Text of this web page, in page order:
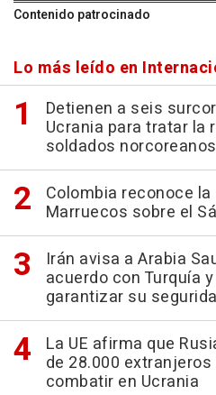
Contenido patrocinado
Lo más leído en
Detienen a seis
Ucrania para tratar la
soldados norcoreanos
Colombia reconoce
Marruecos sobre el
Irán avisa a Arabia
acuerdo con Turquía
garantizar su
La UE afirma que
de 28.000
combatir en Ucrania